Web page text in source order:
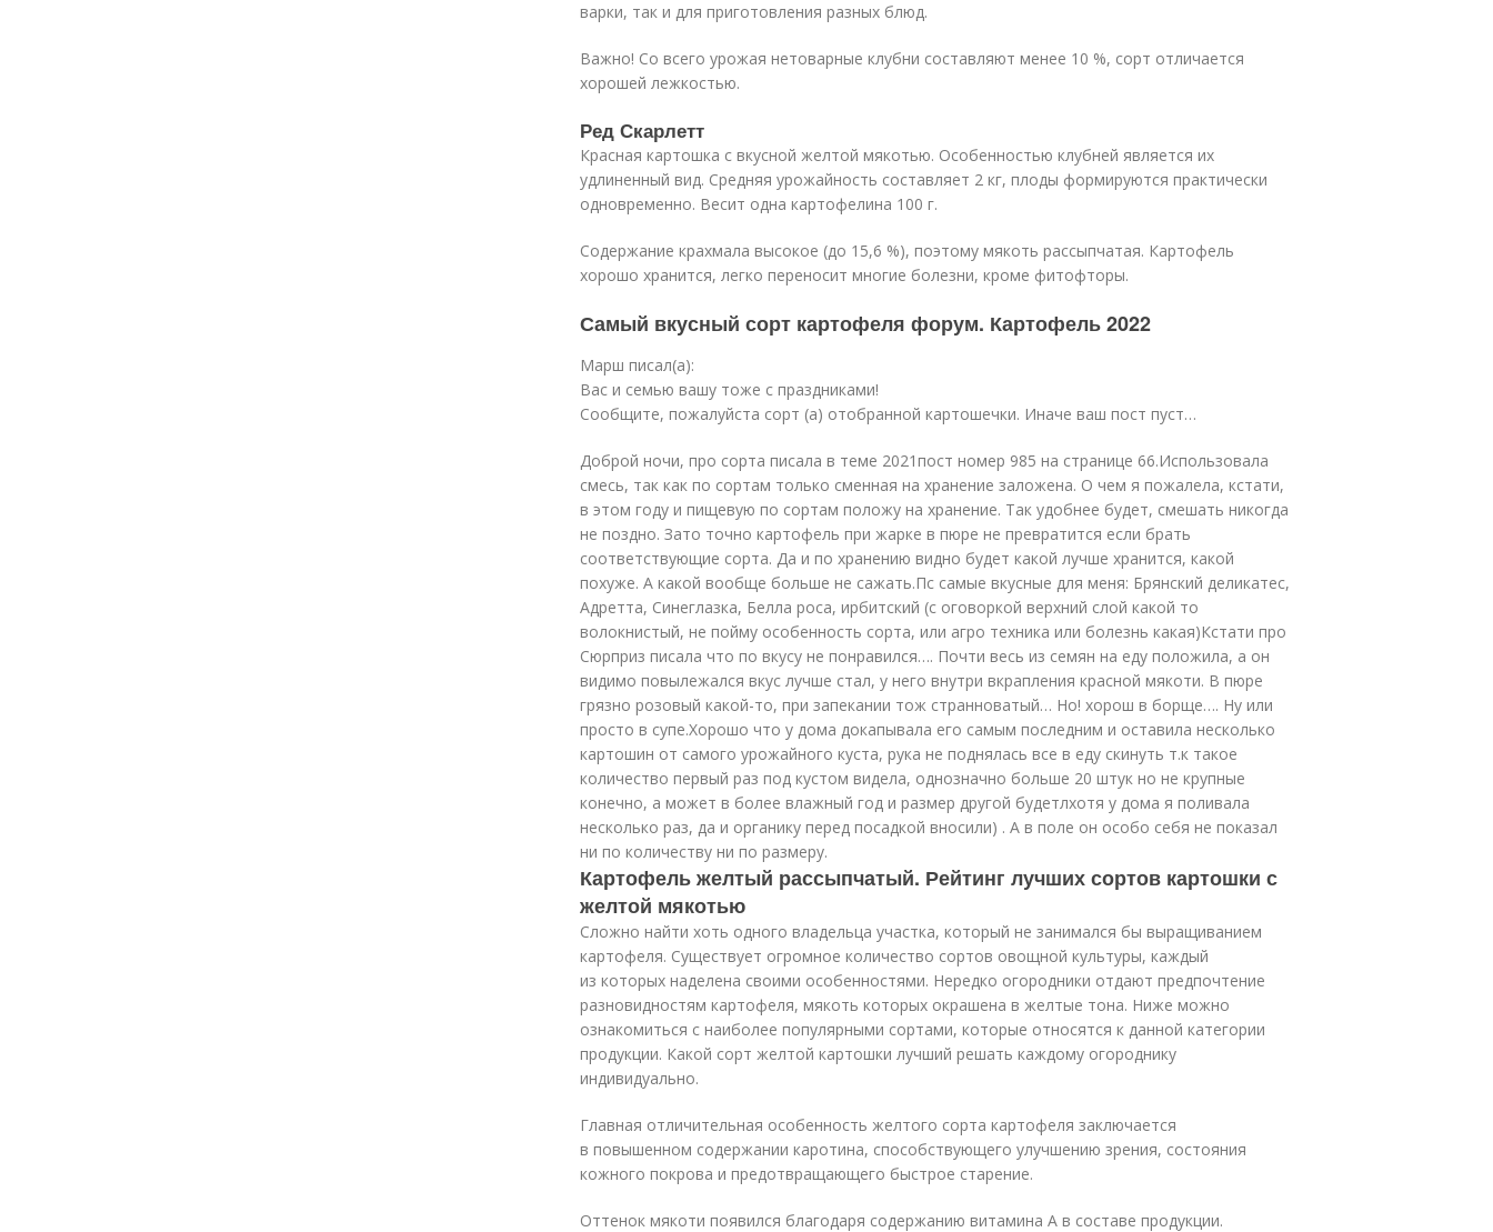
варки, так и для приготовления разных блюд.
Важно! Со всего урожая нетоварные клубни составляют менее 10 %, сорт отличается
хорошей лежкостью.
Ред Скарлетт
Красная картошка с вкусной желтой мякотью. Особенностью клубней является их
удлиненный вид. Средняя урожайность составляет 2 кг, плоды формируются практически
одновременно. Весит одна картофелина 100 г.
Содержание крахмала высокое (до 15,6 %), поэтому мякоть рассыпчатая. Картофель
хорошо хранится, легко переносит многие болезни, кроме фитофторы.
Самый вкусный сорт картофеля форум. Картофель 2022
Марш писал(а):
Вас и семью вашу тоже с праздниками!
Сообщите, пожалуйста сорт (а) отобранной картошечки. Иначе ваш пост пуст…
Доброй ночи, про сорта писала в теме 2021пост номер 985 на странице 66.Использовала
смесь, так как по сортам только сменная на хранение заложена. О чем я пожалела, кстати,
в этом году и пищевую по сортам положу на хранение. Так удобнее будет, смешать никогда
не поздно. Зато точно картофель при жарке в пюре не превратится если брать
соответствующие сорта. Да и по хранению видно будет какой лучше хранится, какой
похуже. А какой вообще больше не сажать.Пс самые вкусные для меня: Брянский деликатес,
Адретта, Синеглазка, Белла роса, ирбитский (с оговоркой верхний слой какой то
волокнистый, не пойму особенность сорта, или агро техника или болезнь какая)Кстати про
Сюрприз писала что по вкусу не понравился…. Почти весь из семян на еду положила, а он
видимо повылежался вкус лучше стал, у него внутри вкрапления красной мякоти. В пюре
грязно розовый какой-то, при запекании тож странноватый… Но! хорош в борще…. Ну или
просто в супе.Хорошо что у дома докапывала его самым последним и оставила несколько
картошин от самого урожайного куста, рука не поднялась все в еду скинуть т.к такое
количество первый раз под кустом видела, однозначно больше 20 штук но не крупные
конечно, а может в более влажный год и размер другой будетлхотя у дома я поливала
несколько раз, да и органику перед посадкой вносили) . А в поле он особо себя не показал
ни по количеству ни по размеру.
Картофель желтый рассыпчатый. Рейтинг лучших сортов картошки с
желтой мякотью
Сложно найти хоть одного владельца участка, который не занимался бы выращиванием
картофеля. Существует огромное количество сортов овощной культуры, каждый
из которых наделена своими особенностями. Нередко огородники отдают предпочтение
разновидностям картофеля, мякоть которых окрашена в желтые тона. Ниже можно
ознакомиться с наиболее популярными сортами, которые относятся к данной категории
продукции. Какой сорт желтой картошки лучший решать каждому огороднику
индивидуально.
Главная отличительная особенность желтого сорта картофеля заключается
в повышенном содержании каротина, способствующего улучшению зрения, состояния
кожного покрова и предотвращающего быстрое старение.
Оттенок мякоти появился благодаря содержанию витамина А в составе продукции.